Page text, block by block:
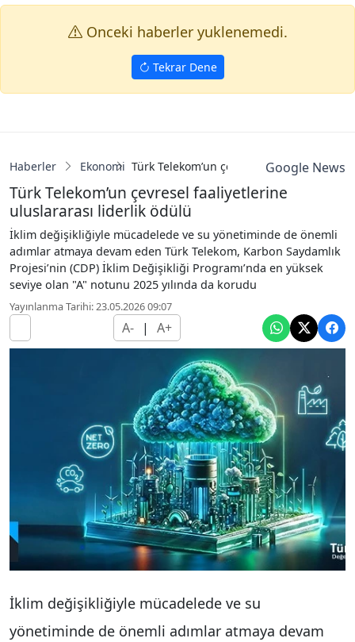
Onceki haberler yuklenemedi.
Tekrar Dene
Haberler Ekonomi Türk Telekom’un çevresel faaliyetlerine
Google News
Türk Telekom’un çevresel faaliyetlerine
uluslararası liderlik ödülü
İklim değişikliğiyle mücadelede ve su yönetiminde de önemli
adımlar atmaya devam eden Türk Telekom, Karbon Saydamlık
Projesi’nin (CDP) İklim Değişikliği Programı’nda en yüksek
seviye olan "A" notunu 2025 yılında da korudu
Yayınlanma Tarihi: 23.05.2026 09:07
A- | A+
İklim değişikliğiyle mücadelede ve su
yönetiminde de önemli adımlar atmaya devam